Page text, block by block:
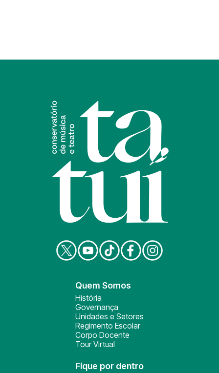
Quem Somos
História
Governança
Unidades e Setores
Regimento Escolar
Corpo Docente
Tour Virtual
Fique por dentro